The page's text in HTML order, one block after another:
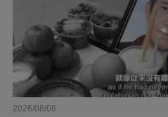
2026/08/06